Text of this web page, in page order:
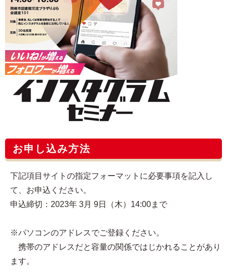
お申し込み方法
下記項目サイトの指定フォーマットに必要事項を記入し
て、お申込ください。
申込締切：2023年 3月 9日（木）14:00まで
※パソコンのアドレスでご登録ください。
携帯のアドレスだと容量の関係ではじかれることがあり
ます。